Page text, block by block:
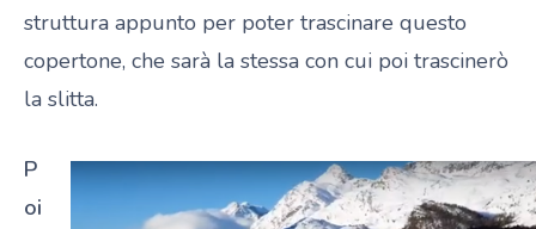
struttura appunto per poter trascinare questo
copertone, che sarà la stessa con cui poi trascinerò
la slitta.
P
oi